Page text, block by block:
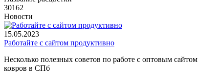
30162
Новости
15.05.2023
Работайте с сайтом продуктивно
Несколько полезных советов по работе с оптовым сайтом
ковров в СПб